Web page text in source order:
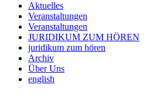
Aktuelles
Veranstaltungen
Veranstaltungen
JURIDIKUM ZUM HÖREN
juridikum zum hören
Archiv
Über Uns
english